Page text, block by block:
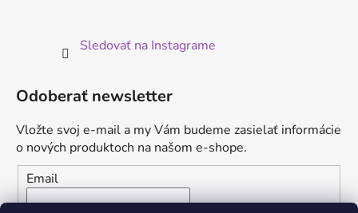
Sledovať na Instagrame
Odoberať newsletter
Vložte svoj e-mail a my Vám budeme zasielať informácie
o nových produktoch na našom e-shope.
Email